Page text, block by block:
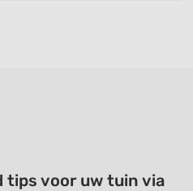
tips voor uw tuin via